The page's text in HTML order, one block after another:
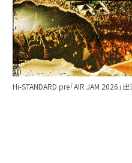
Hi-STANDARD pre「AIR JAM 2026」